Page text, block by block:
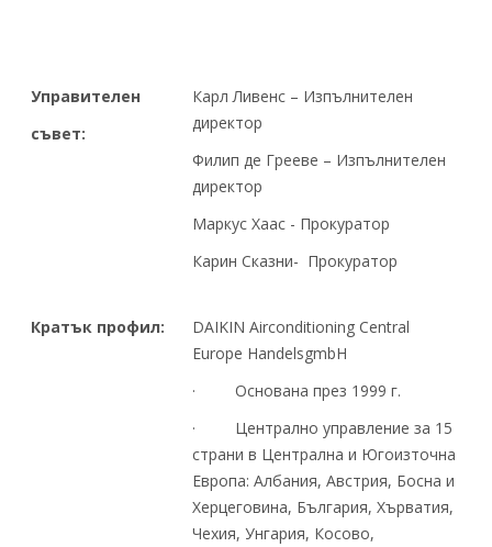
Управителен
съвет:
Карл Ливенс – Изпълнителен
директор
Филип де Грееве – Изпълнителен
директор
Маркус Хаас - Прокуратор
Карин Сказни- Прокуратор
Кратък профил:
DAIKIN Airconditioning Central
Europe HandelsgmbH
· Основана през 1999 г.
· Централно управление за 15
страни в Централна и Югоизточна
Европа: Албания, Австрия, Босна и
Херцеговина, България, Хърватия,
Чехия, Унгария, Косово,